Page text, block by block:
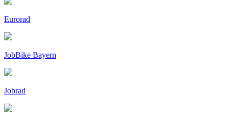
Eurorad
JobBike Bayern
Jobrad